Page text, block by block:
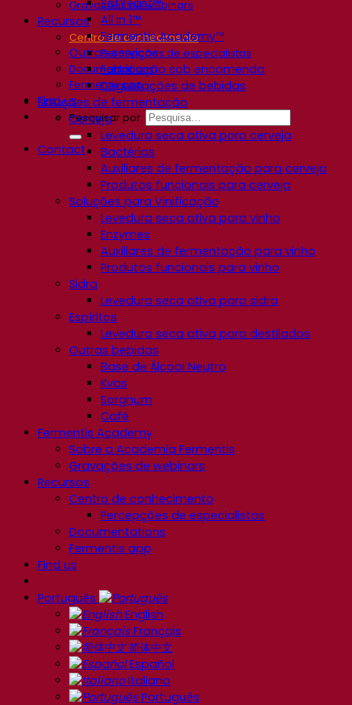
Gravações de webinars
Recursos
Centro de conhecimento
Percepções de especialistas
Documentations
Fermentis app
Find us
Pesquisar por:
Contact
All In 1™
Fermentis Academy™
Outros serviços
Fabricação sob encomenda
Degustações de bebidas
Soluções de fermentação
Cerveja
Levedura seca ativa para cerveja
Bactérias
Auxiliares de fermentação para cerveja
Produtos funcionais para cerveja
Soluções para Vinificação
Levedura seca ativa para vinho
Enzymes
Auxiliares de fermentação para vinho
Produtos funcionais para vinho
Sidra
Levedura seca ativa para sidra
Espíritos
Levedura seca ativa para destilados
Outras bebidas
Base de Álcool Neutro
Kvas
Sorghum
Café
Fermentis Academy
Sobre a Academia Fermentis
Gravações de webinars
Recursos
Centro de conhecimento
Percepções de especialistas
Documentations
Fermentis app
Find us
Português
English
Français
简体中文
Español
Italiano
Português